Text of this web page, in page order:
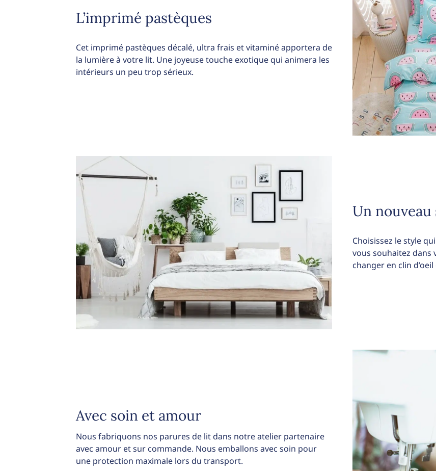
L’imprimé pastèques
Cet imprimé pastèques décalé, ultra frais et vitaminé apportera de
la lumière à votre lit. Une joyeuse touche exotique qui animera les
intérieurs un peu trop sérieux.
Un nouveau
Choisissez le style
vous souhaitez dans
changer en clin
Avec soin et amour
Nous fabriquons nos parures de lit dans notre atelier partenaire
avec amour et sur commande. Nous emballons avec soin pour
une protection maximale lors du transport.